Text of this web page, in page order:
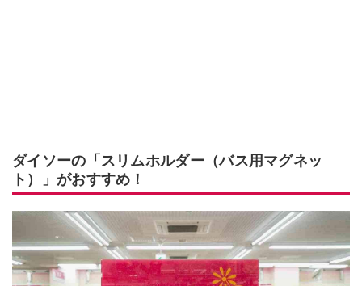
ダイソーの「スリムホルダー（バス用マグネッ
ト）」がおすすめ！